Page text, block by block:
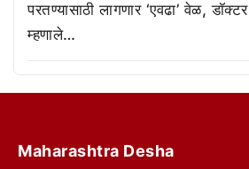
परतण्यासाठी लागणार ‘एवढा’ वेळ, डॉक्टर
म्हणाले…
Maharashtra Desha